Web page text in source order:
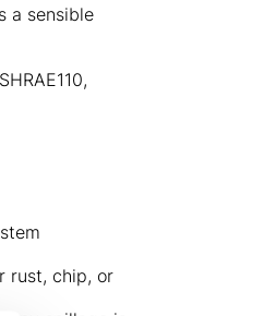
a sensible
rust, chip, or